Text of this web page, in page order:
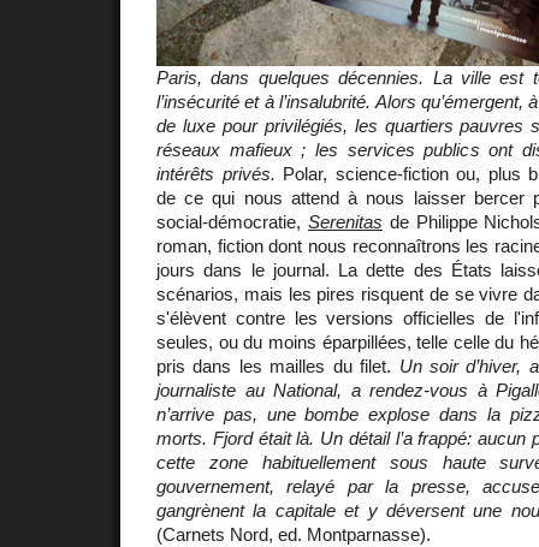
Paris, dans quelques décennies. La ville est
l’insécurité et à l’insalubrité. Alors
de luxe pour privilégiés, les quartiers pauvres
réseaux mafieux ; les services publics ont
intérêts privés. Polar, science-fiction ou, plus
de ce qui nous attend à nous laisser bercer
social-démocratie, Serenitas de Philippe
roman, fiction dont nous reconnaîtrons les
jours dans le journal. La dette des États
scénarios, mais les pires risquent de se vivre
s'élèvent contre les versions officielles de
seules, ou du moins éparpillées, telle celle du
pris dans les mailles du filet. Un soir d’hiver,
journaliste au National, a rendez-vous à
n’arrive pas, une bombe explose dans la
morts. Fjord était là. Un détail l’a frappé: aucun
cette zone habituellement sous haute
gouvernement, relayé par la presse,
gangrènent la capitale et y déversent une
(Carnets Nord, ed. Montparnasse).